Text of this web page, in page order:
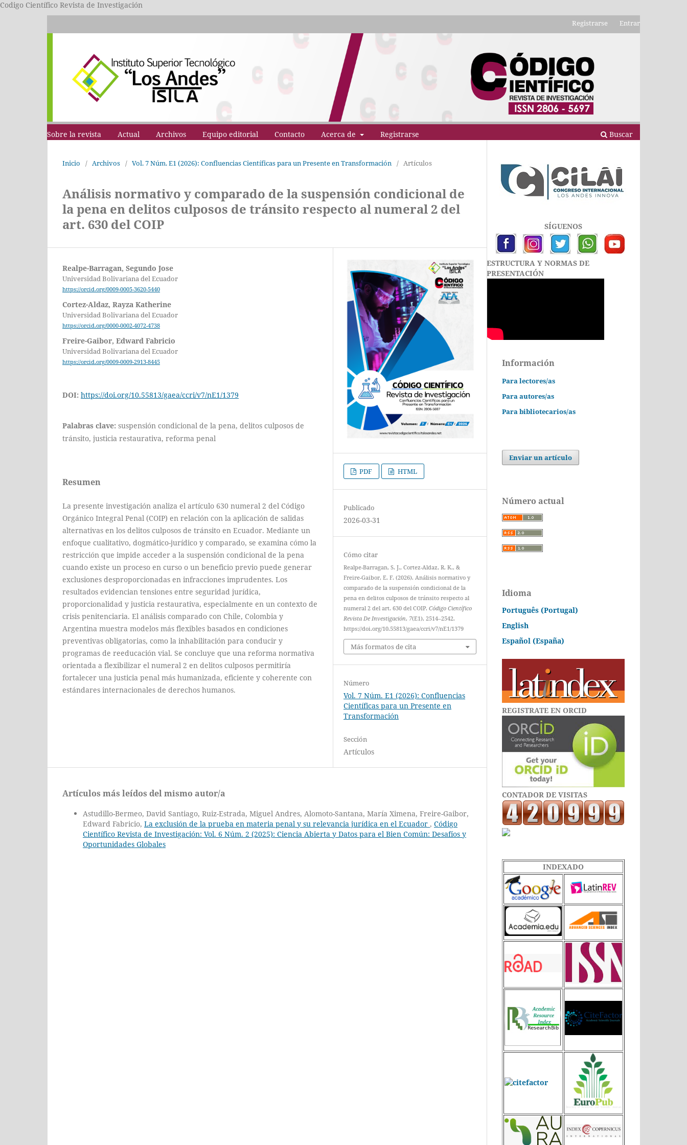
Codigo Científico Revista de Investigación
Sobre la revista Actual Archivos Equipo editorial Contacto Acerca de Registrarse Buscar
Registrarse Entrar
Inicio / Archivos / Vol. 7 Núm. E1 (2026): Confluencias Científicas para un Presente en Transformación / Artículos
Análisis normativo y comparado de la suspensión condicional de
la pena en delitos culposos de tránsito respecto al numeral 2 del
art. 630 del COIP
Realpe-Barragan, Segundo Jose
Universidad Bolivariana del Ecuador
https://orcid.org/0009-0005-3620-5440
Cortez-Aldaz, Rayza Katherine
Universidad Bolivariana del Ecuador
https://orcid.org/0000-0002-4072-4738
Freire-Gaibor, Edward Fabricio
Universidad Bolivariana del Ecuador
https://orcid.org/0009-0009-2913-8445
DOI: https://doi.org/10.55813/gaea/ccri/v7/nE1/1379
Palabras clave: suspensión condicional de la pena, delitos culposos de
tránsito, justicia restaurativa, reforma penal
Resumen
La presente investigación analiza el artículo 630 numeral 2 del Código
Orgánico Integral Penal (COIP) en relación con la aplicación de salidas
alternativas en los delitos culposos de tránsito en Ecuador. Mediante un
enfoque cualitativo, dogmático-jurídico y comparado, se examina cómo la
restricción que impide acceder a la suspensión condicional de la pena
cuando existe un proceso en curso o un beneficio previo puede generar
exclusiones desproporcionadas en infracciones imprudentes. Los
resultados evidencian tensiones entre seguridad jurídica,
proporcionalidad y justicia restaurativa, especialmente en un contexto de
crisis penitenciaria. El análisis comparado con Chile, Colombia y
Argentina muestra modelos más flexibles basados en condiciones
preventivas obligatorias, como la inhabilitación para conducir y
programas de reeducación vial. Se concluye que una reforma normativa
orientada a flexibilizar el numeral 2 en delitos culposos permitiría
fortalecer una justicia penal más humanizada, eficiente y coherente con
estándares internacionales de derechos humanos.
PDF HTML
Publicado
2026-03-31
Cómo citar
Realpe-Barragan, S. J., Cortez-Aldaz, R. K., &
Freire-Gaibor, E. F. (2026). Análisis normativo y
comparado de la suspensión condicional de la
pena en delitos culposos de tránsito respecto al
numeral 2 del art. 630 del COIP.Código Científico
Revista De Investigación, 7(E1), 2514–2542.
https://doi.org/10.55813/gaea/ccri/v7/nE1/1379
Más formatos de cita
Número
Vol. 7 Núm. E1 (2026): Confluencias
Científicas para un Presente en
Transformación
Sección
Artículos
Artículos más leídos del mismo autor/a
Astudillo-Bermeo, David Santiago, Ruiz-Estrada, Miguel Andres, Alomoto-Santana, María Ximena, Freire-Gaibor,
Edward Fabricio, La exclusión de la prueba en materia penal y su relevancia jurídica en el Ecuador , Código
Científico Revista de Investigación: Vol. 6 Núm. 2 (2025): Ciencia Abierta y Datos para el Bien Común: Desafíos y
Oportunidades Globales
SÍGUENOS
ESTRUCTURA Y NORMAS DE
PRESENTACIÓN
Información
Para lectores/as
Para autores/as
Para bibliotecarios/as
Enviar un artículo
Número actual
Idioma
Português (Portugal)
English
Español (España)
REGISTRATE EN ORCID
CONTADOR DE VISITAS
INDEXADO